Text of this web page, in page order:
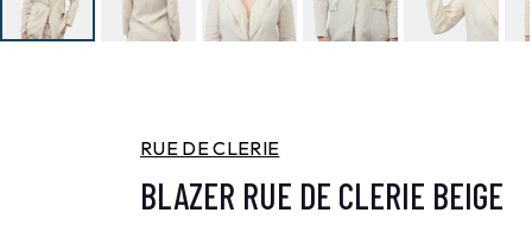
RUE DE CLERIE
BLAZER RUE DE CLERIE BEIGE